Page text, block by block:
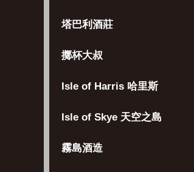
塔巴利酒莊
擲杯大叔
Isle of Harris 哈里斯
Isle of Skye 天空之島
霧島酒造